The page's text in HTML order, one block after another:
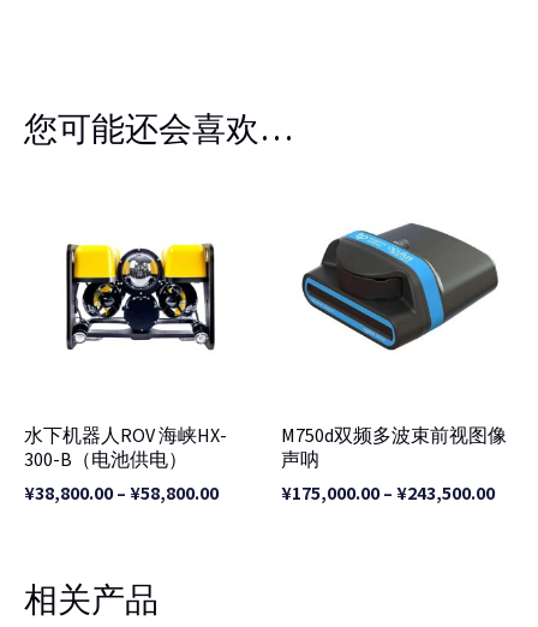
您可能还会喜欢…
水下机器人ROV 海峡HX-
300-B（电池供电）
¥38,800.00–¥58,800.00
¥38,800.00
M750d双频多波束前视图像
声呐
¥175,000.00–¥243,500.00
至
相关产品